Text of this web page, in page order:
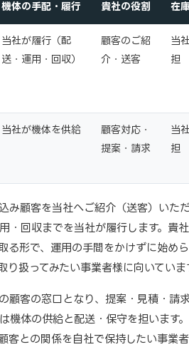
機体の手配・履行 貴社の役割 在
当社が履行（配
送・運用・回収）
顧客のご紹
介・送客
当
担
当社が機体を供給
顧客対応・
提案・請求
当
担
み顧客を当社へご紹介（送客）いた
・回収までを当社が履行します。貴
る形で、運用の手間をかけずに始め
り扱ってみたい事業者様に向いていま
顧客の窓口となり、提案・見積・請
機体の供給と配送・保守を担います
客との関係を自社で保持したい事業